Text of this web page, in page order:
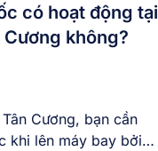
có hoạt động tại
Cương không?
Cương, bạn cần
khi lên máy bay bởi